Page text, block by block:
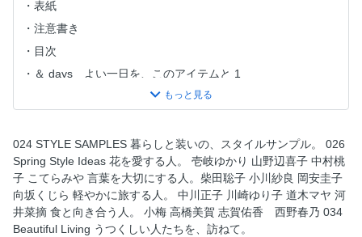
表紙
注意書き
目次
＆ days よい一日を、このアイテムと 1
＆ days よい一日を、このアイテムと 2
＆ days よい一日を、このアイテムと 4
＆ style 「New Classic」
STYLE SAMPLES 暮らしと装いの、スタイルサンプル。
Spring Style Ideas 花を愛する人。壱岐ゆかり 山野辺喜子
中村桃子 こてらみや 言葉を大切にする人。柴田聡子 小川
024 STYLE SAMPLES 暮らしと装いの、スタイルサンプル。 026
Spring Style Ideas 花を愛する人。 壱岐ゆかり 山野辺喜子 中村桃
子 こてらみや 言葉を大切にする人。柴田聡子 小川紗良 岡安圭子
向坂くじら 軽やかに旅する人。 中川正子 川崎ゆり子 道木マヤ 河
井菜摘 食と向き合う人。 小梅 高橋美賀 志賀佑香 西野春乃 034
Beautiful Living うつくしい人たちを、訪ねて。